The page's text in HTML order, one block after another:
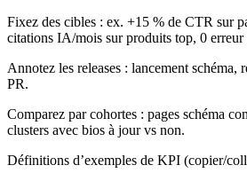
Fixez des cibles : ex. +15 % de CTR sur
citations IA/mois sur produits top, 0 erreur
Annotez les releases : lancement schéma,
PR.
Comparez par cohortes : pages schéma
clusters avec bios à jour vs non.
Définitions d’exemples de KPI (copier/